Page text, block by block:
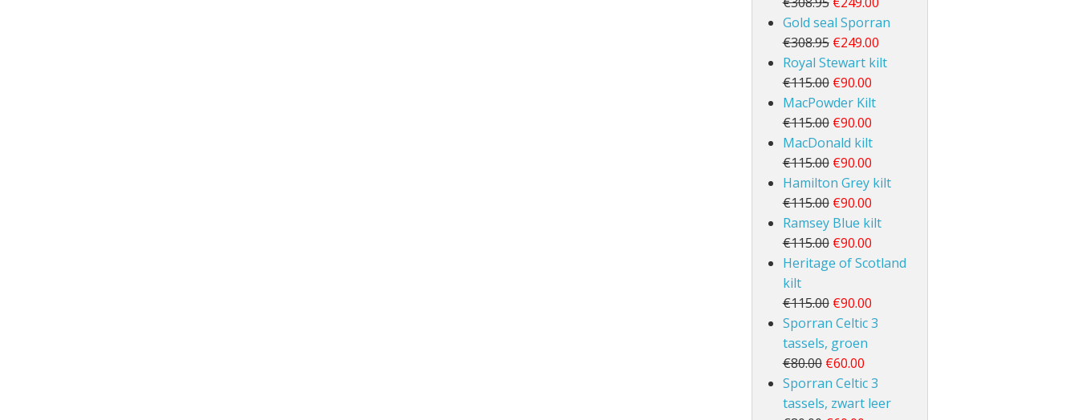
Gold seal Sporran
€308.95 €249.00
Royal Stewart kilt
€115.00 €90.00
MacPowder Kilt
€115.00 €90.00
MacDonald kilt
€115.00 €90.00
Hamilton Grey kilt
€115.00 €90.00
Ramsey Blue kilt
€115.00 €90.00
Heritage of Scotland
kilt
€115.00 €90.00
Sporran Celtic 3
tassels, groen
€80.00 €60.00
Sporran Celtic 3
tassels, zwart leer